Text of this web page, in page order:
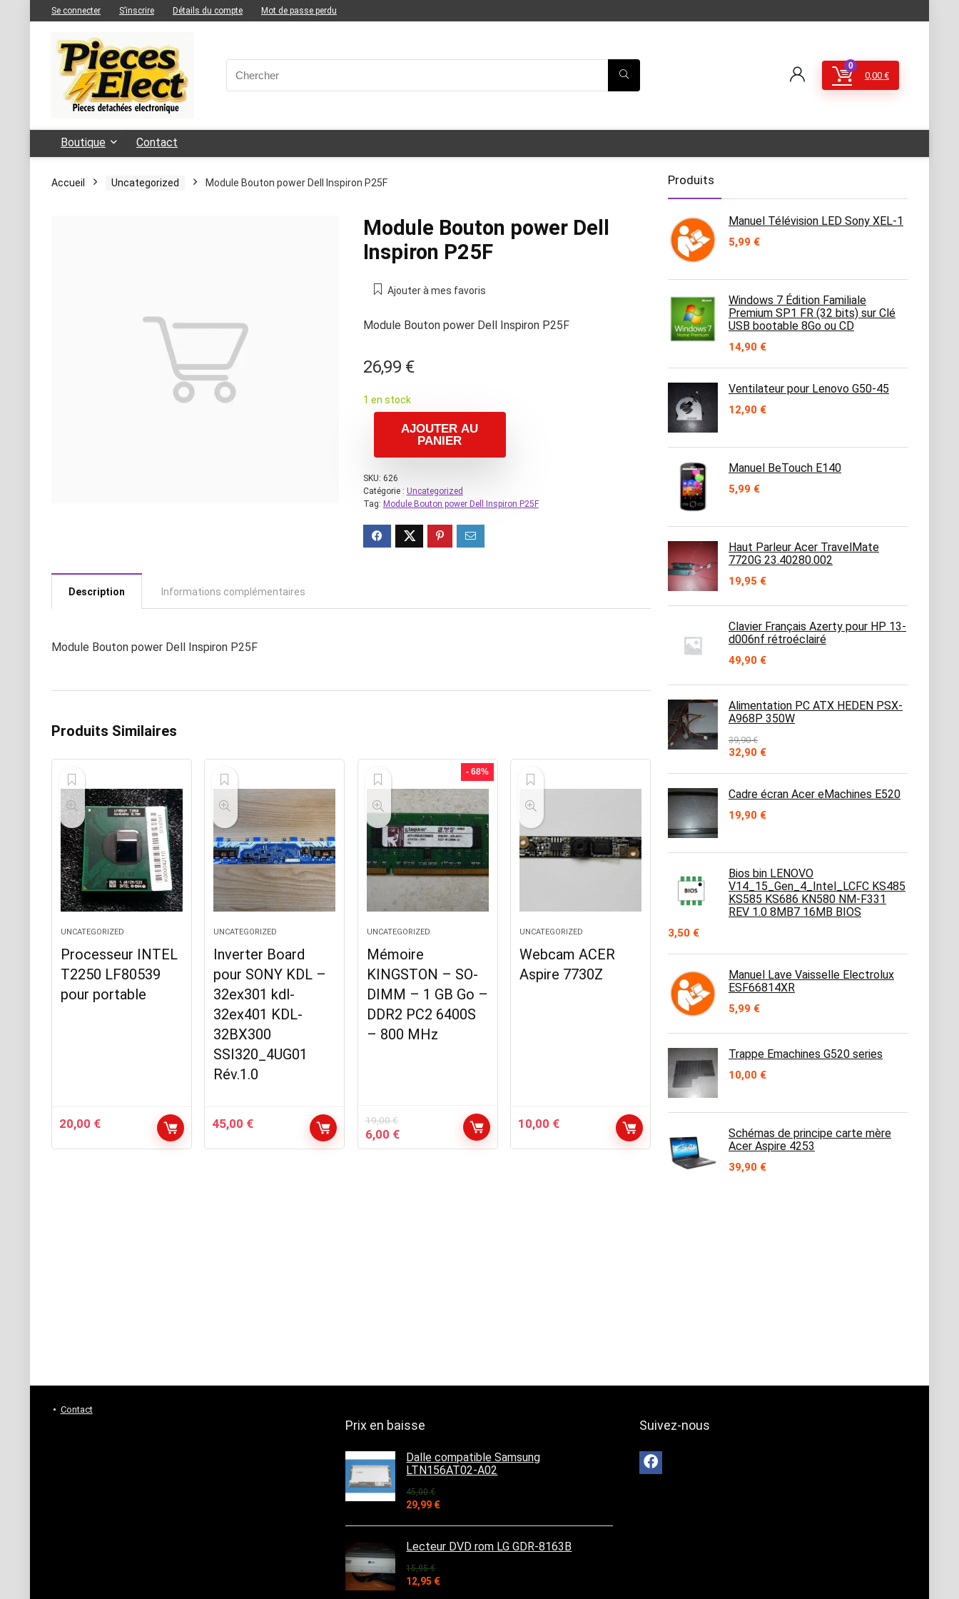
Se connecter S’inscrire Détails du compte Mot de passe perdu
0
0,00 €
Boutique Contact
Accueil Uncategorized Module Bouton power Dell Inspiron P25F
Module Bouton power Dell
Inspiron P25F
Ajouter à mes favoris
Module Bouton power Dell Inspiron P25F
26,99 €
1 en stock
AJOUTER AU
PANIER
SKU: 626
Catégorie : Uncategorized
Tag: Module Bouton power Dell Inspiron P25F
Description Informations complémentaires
Module Bouton power Dell Inspiron P25F
Produits Similaires
UNCATEGORIZED
Processeur INTEL
T2250 LF80539
pour portable
20,00 €
UNCATEGORIZED
Inverter Board
pour SONY KDL –
32ex301 kdl-
32ex401 KDL-
32BX300
SSI320_4UG01
Rév.1.0
45,00 €
- 68%
UNCATEGORIZED
Mémoire
KINGSTON – SO-
DIMM – 1 GB Go –
DDR2 PC2 6400S
– 800 MHz
19,00€
Le
prix
6,00 €Le
prix
UNCATEGORIZED
Webcam ACER
Aspire 7730Z
10,00 €
Produits
Manuel Télévision LED Sony XEL-1
5,99 €
Windows 7 Édition Familiale
Premium SP1 FR (32 bits) sur Clé
USB bootable 8Go ou CD
14,90 €
Ventilateur pour Lenovo G50-45
12,90 €
Manuel BeTouch E140
5,99 €
Haut Parleur Acer TravelMate
7720G 23.40280.002
19,95 €
Clavier Français Azerty pour HP 13-
d006nf rétroéclairé
49,90 €
Alimentation PC ATX HEDEN PSX-
A968P 350W
39,90€
Le
initial
était :
39,90 €.
32,90 €Le
actuel
est :
32,90 €.
Cadre écran Acer eMachines E520
19,90 €
Bios bin LENOVO
V14_15_Gen_4_Intel_LCFC KS485
KS585 KS686 KN580 NM-F331
REV 1.0 8MB7 16MB BIOS
3,50 €
Manuel Lave Vaisselle Electrolux
ESF66814XR
5,99 €
Trappe Emachines G520 series
10,00 €
Schémas de principe carte mère
Acer Aspire 4253
39,90 €
Contact
Prix en baisse
Dalle compatible Samsung
LTN156AT02-A02
45,00€
Le
initial
était :
45,00 €.
29,99 €Le
actuel
est :
29,99 €.
Lecteur DVD rom LG GDR-8163B
15,95€
Le
12,95 €Le
Suivez-nous